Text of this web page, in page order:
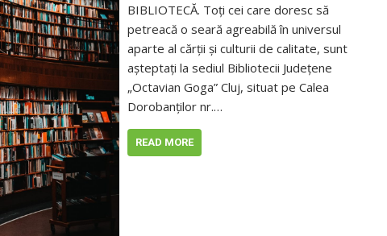
BIBLIOTECĂ. Toți cei care doresc să
petreacă o seară agreabilă în universul
aparte al cărții și culturii de calitate, sunt
așteptați la sediul Bibliotecii Județene
„Octavian Goga” Cluj, situat pe Calea
Dorobanților nr.…
READ MORE